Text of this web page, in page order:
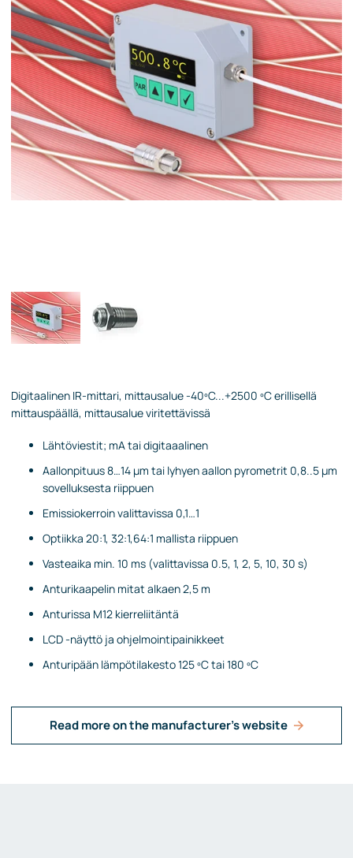
Digitaalinen IR-mittari, mittausalue -40ºC...+2500 ºC erillisellä
mittauspäällä, mittausalue viritettävissä
Lähtöviestit; mA tai digitaaalinen
Aallonpituus 8…14 µm tai lyhyen aallon pyrometrit 0,8..5 µm
sovelluksesta riippuen
Emissiokerroin valittavissa 0,1…1
Optiikka 20:1, 32:1,64:1 mallista riippuen
Vasteaika min. 10 ms (valittavissa 0.5, 1, 2, 5, 10, 30 s)
Anturikaapelin mitat alkaen 2,5 m
Anturissa M12 kierreliitäntä
LCD -näyttö ja ohjelmointipainikkeet
Anturipään lämpötilakesto 125 ºC tai 180 ºC
Read more on the manufacturer's website